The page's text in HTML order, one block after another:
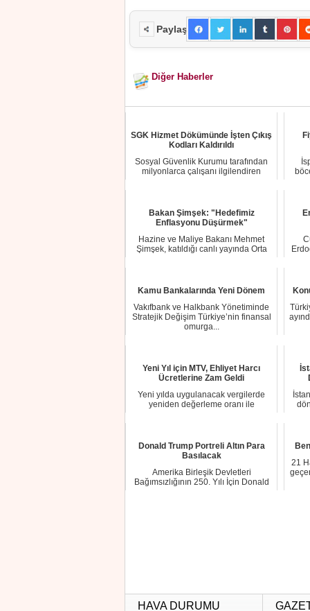
Paylaş
Diğer Haberler
SGK Hizmet Dökümünde İşten Çıkış
Kodları Kaldırıldı
Sosyal Güvenlik Kurumu tarafından
milyonlarca çalışanı ilgilendiren
Bakan Şimşek: "Hedefimiz
Enflasyonu Düşürmek"
Hazine ve Maliye Bakanı Mehmet
Şimşek, katıldığı canlı yayında Orta
Kamu Bankalarında Yeni Dönem
Vakıfbank ve Halkbank Yönetiminde
Stratejik Değişim Türkiye’nin finansal
omurga...
Yeni Yıl için MTV, Ehliyet Harcı
Ücretlerine Zam Geldi
Yeni yılda uygulanacak vergilerde
yeniden değerleme oranı ile
Donald Trump Portreli Altın Para
Basılacak
Amerika Birleşik Devletleri
Bağımsızlığının 250. Yılı İçin Donald
21
HAVA DURUMU